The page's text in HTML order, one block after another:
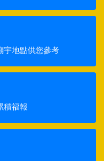
宇地點供您參考
積福報